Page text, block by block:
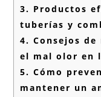
3. Productos
tuberías y
4. Consejos
el mal olor en
5. Cómo
mantener un